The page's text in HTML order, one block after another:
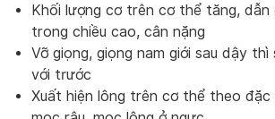
Khối lượng cơ trên cơ thể tăng,
trong chiều cao, cân nặng
Vỡ giọng, giọng nam giới sau dậy
với trước
Xuất hiện lông trên cơ thể theo đặc